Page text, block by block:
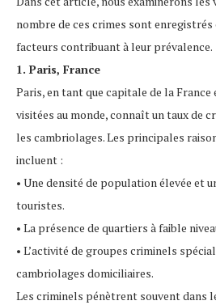
nombre de ces crimes sont
facteurs contribuant à leur prévalence.
1. Paris, France
Paris, en tant que capitale de la
visitées au monde, connaît un taux de
les cambriolages. Les principales
incluent :
• Une densité de population élevée et
touristes.
• La présence de quartiers à faible
• L’activité de groupes criminels
cambriolages domiciliaires.
Les criminels pénètrent souvent dans